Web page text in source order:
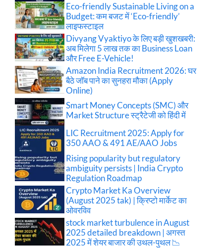
Eco-friendly Sustainable Living on a
Budget: कम बजट में ‘Eco-friendly’
लाइफस्टाइल
Divyang Vyaktiyo के लिए बड़ी खुशखबरी:
अब मिलेगा 5 लाख तक का Business Loan
और Free E-Vehicle!
Amazon India Recruitment 2026: घर
बैठे जॉब पाने का सुनहरा मौका (Apply
Online)
Smart Money Concepts (SMC) और
Market Structure स्ट्रैटेजी को हिंदी में
LIC Recruitment 2025: Apply for
350 AAO & 491 AE/AAO Jobs
Rising popularity but regulatory
ambiguity persists | India Crypto
Regulation Roadmap
Crypto Market Ka Overview
(August 2025 tak) | क्रिप्टो मार्केट का
ओवरविव
stock market turbulence in August
2025 detailed breakdown | अगस्त
2025 में शेयर बाजार की उथल-पुथल 📉